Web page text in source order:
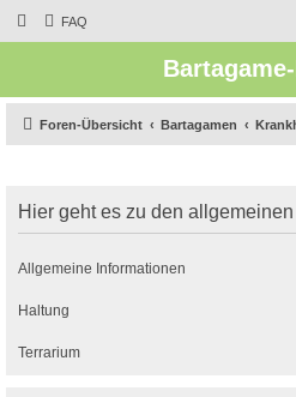
FAQ
Foren-Übersicht Bartagamen
Hier geht es zu den
Allgemeine Informationen
Haltung
Terrarium